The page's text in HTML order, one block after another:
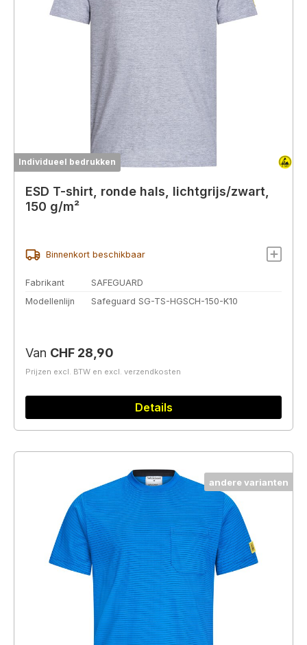
Individueel bedrukken
ESD T-shirt, ronde hals, lichtgrijs/zwart,
150 g/m²
Binnenkort beschikbaar
Fabrikant
SAFEGUARD
Modellenlijn
Safeguard SG-TS-HGSCH-150-K10
Normale prijs:
Van CHF 28,90
Prijzen excl. BTW en excl. verzendkosten
Details
andere varianten